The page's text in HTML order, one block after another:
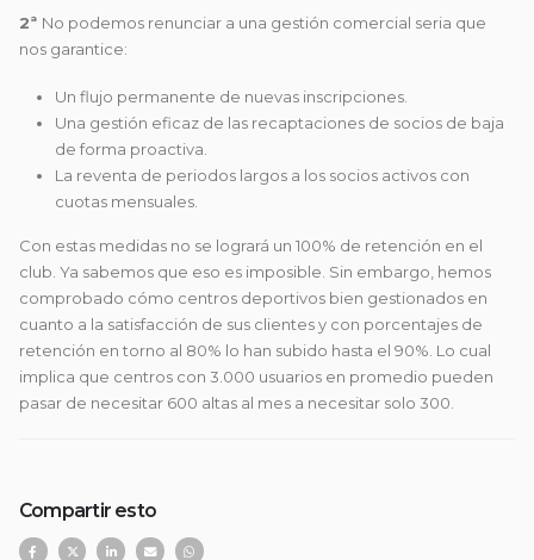
2ª No podemos renunciar a una gestión comercial seria que
nos garantice:
Un flujo permanente de nuevas inscripciones.
Una gestión eficaz de las recaptaciones de socios de baja
de forma proactiva.
La reventa de periodos largos a los socios activos con
cuotas mensuales.
Con estas medidas no se logrará un 100% de retención en el
club. Ya sabemos que eso es imposible. Sin embargo, hemos
comprobado cómo centros deportivos bien gestionados en
cuanto a la satisfacción de sus clientes y con porcentajes de
retención en torno al 80% lo han subido hasta el 90%. Lo cual
implica que centros con 3.000 usuarios en promedio pueden
pasar de necesitar 600 altas al mes a necesitar solo 300.
Compartir esto